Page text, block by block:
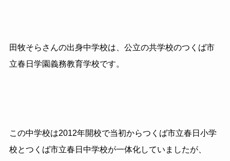
田牧そらさんの出身中学校は、公立の共学校のつくば市
立春日学園義務教育学校です。
この中学校は2012年開校で当初からつくば市立春日小学
校とつくば市立春日中学校が一体化していましたが、